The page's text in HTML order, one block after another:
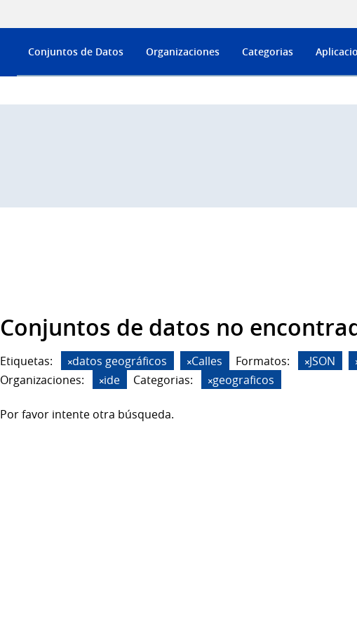
Conjuntos de Datos Organizaciones Categorias
Conjuntos de datos no
Etiquetas: datos geográficos Calles Formatos: JSON
Organizaciones:
ide Categorias: geograficos
Por favor intente otra búsqueda.